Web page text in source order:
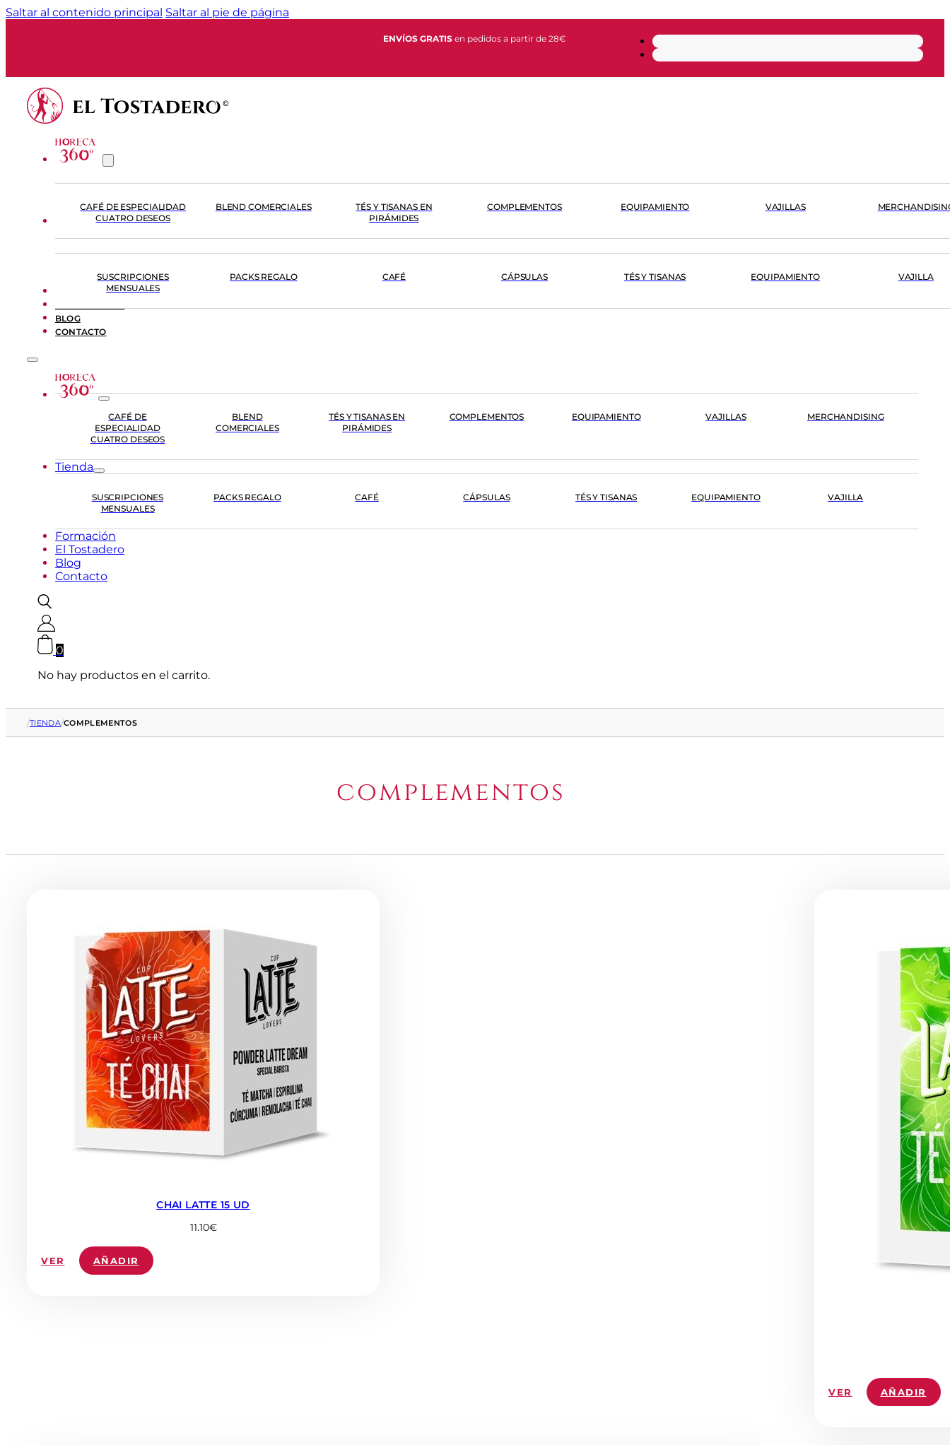
Saltar al contenido principal Saltar al pie de página
ENVÍOS GRATIS en pedidos a partir de 28€
CAFÉ DE ESPECIALIDAD
CUATRO DESEOS
BLEND COMERCIALES
TÉS Y TISANAS EN
PIRÁMIDES
COMPLEMENTOS EQUIPAMIENTO VAJILLAS
SUSCRIPCIONES
MENSUALES
PACKS REGALO CAFÉ CÁPSULAS TÉS Y TISANAS EQUIPAMIENTO
VAJILLA
FORMACIÓN
BLOG
CONTACTO
CAFÉ DE
ESPECIALIDAD
CUATRO DESEOS
BLEND
COMERCIALES
TÉS Y TISANAS EN
PIRÁMIDES
COMPLEMENTOS EQUIPAMIENTO VAJILLAS MERCHANDISING
Tienda
SUSCRIPCIONES
MENSUALES
PACKS REGALO CAFÉ CÁPSULAS TÉS Y TISANAS EQUIPAMIENTO VAJILLA
Formación
El Tostadero
Blog
Contacto
0
No hay productos en el carrito.
/TIENDA/COMPLEMENTOS
complementos
COMPLEMENTOS
CHAI LATTE 15 UD
11.10€
VER AÑADIR
VER AÑADIR